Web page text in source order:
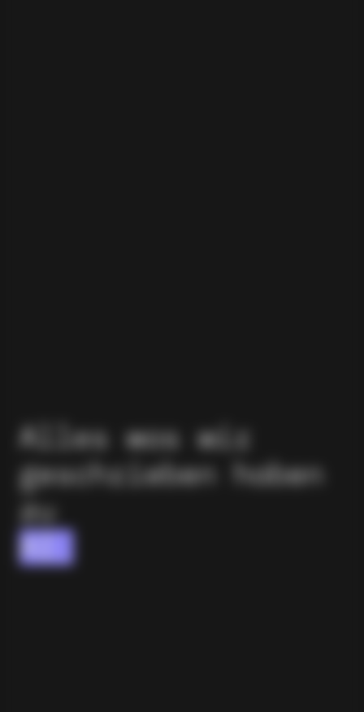
Alles was wir
geschrieben haben
zu
AI-Workflows